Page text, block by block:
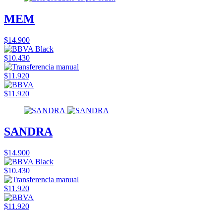
MEM
$14.900
$10.430
$11.920
$11.920
SANDRA
$14.900
$10.430
$11.920
$11.920